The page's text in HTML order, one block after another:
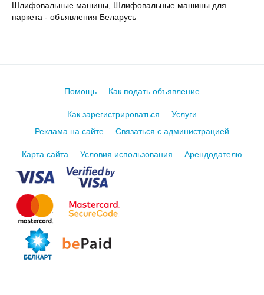
Шлифовальные машины, Шлифовальные машины для
паркета - объявления Беларусь
Помощь Как подать объявление
Как зарегистрироваться
Услуги
Реклама на сайте
Связаться с администрацией
Карта сайта Условия использования Арендодателю